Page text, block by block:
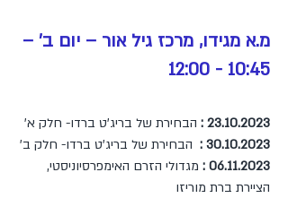
מ.א מגידו, מרכז גיל אור – יום ב' –
10:45 - 12:00
23.10.2023
: הבחירת של בריג'ט ברדו- חלק א'
30.10.2023
: הבחירת של בריג'ט ברדו- חלק ב'
06.11.2023
: מגדולי הזרם האימפרסיוניסטי,
הציירת ברת מוריזו